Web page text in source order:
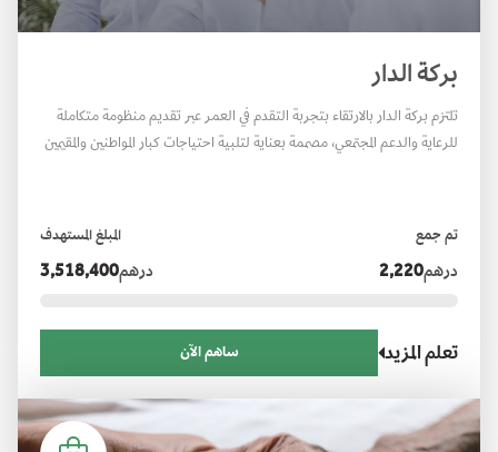
بركة الدار
تلتزم بركة الدار بالارتقاء بتجربة التقدم في العمر عبر تقديم منظومة متكاملة
للرعاية والدعم المجتمعي، مصممة بعناية لتلبية احتياجات كبار المواطنين والمقيمين
تم جمع
درهم2,220
المبلغ المستهدف
درهم3,518,400
تعلم المزيد ساهم الآن